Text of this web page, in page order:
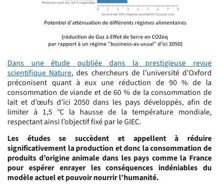
Dans une étude publiée dans la prestigieuse revue
scientifique Nature, des chercheurs de l’université d’Oxford
préconisent quant à eux une réduction de 90 % de la
consommation de viande et de 60 % de la consommation de
lait et d’œufs d’ici 2050 dans les pays développés, afin de
limiter à 1,5 °C la hausse de la température mondiale,
respectant ainsi l’objectif fixé par le GIEC.
Les études se succèdent et appellent à réduire
significativement la production et donc la consommation de
produits d’origine animale dans les pays comme la France
pour espérer enrayer les conséquences indéniables du
modèle actuel et pouvoir nourrir l’humanité.